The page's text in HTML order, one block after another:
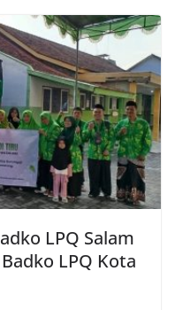
LPQ Salam
LPQ Kota